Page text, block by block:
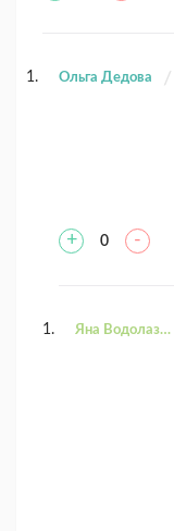
Ольга Дедова
+ 0 -
Яна Водолазова